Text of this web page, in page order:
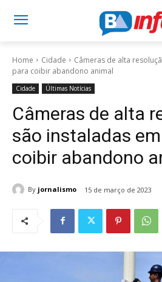
Home Cidade
Câmeras de alta
para coibir abandono animal
Cidade Últimas Notícias
Câmeras de alta
são instaladas
coibir abandono
By jornalismo 15 de março de 2023